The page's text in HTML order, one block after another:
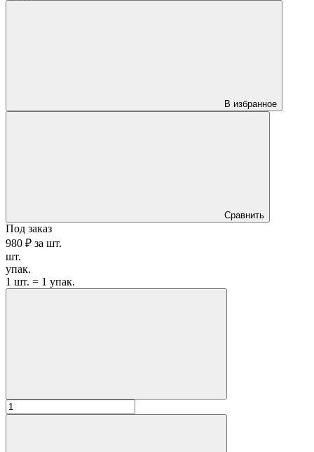
В избранное
Сравнить
Под заказ
980 ₽ за шт.
шт.
упак.
1 шт. = 1 упак.